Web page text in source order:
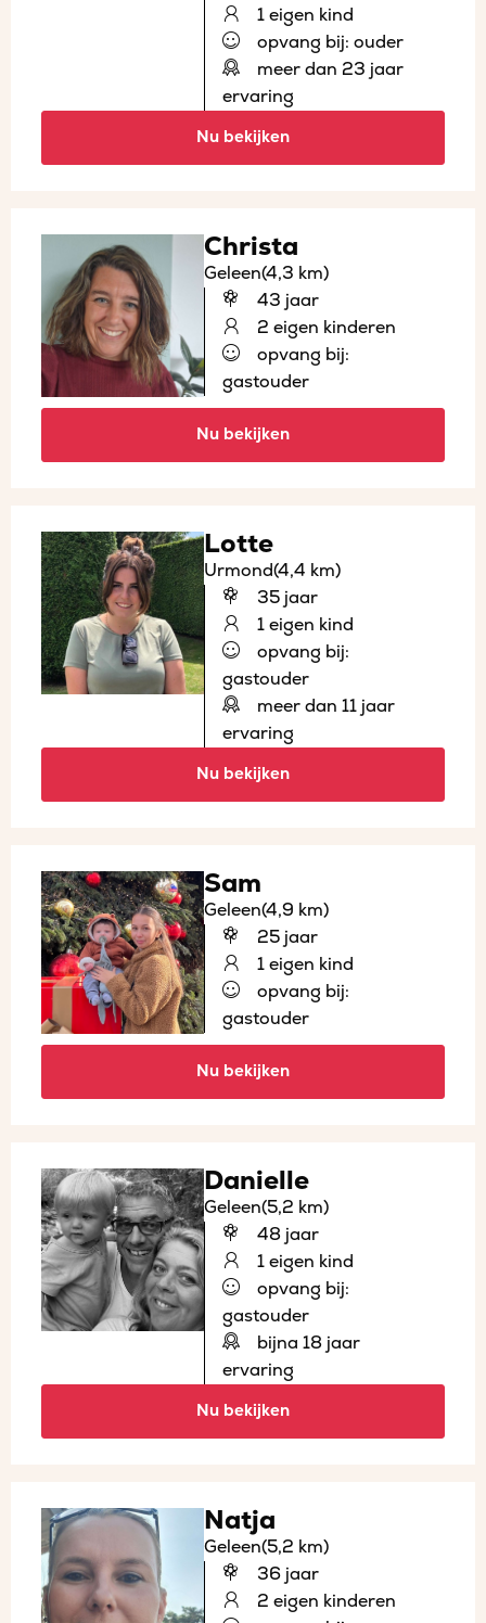
1 eigen kind
opvang bij: ouder
meer dan 23 jaar
ervaring
Nu bekijken
Christa
Geleen(4,3 km)
43 jaar
2 eigen kinderen
opvang bij:
gastouder
Nu bekijken
Lotte
Urmond(4,4 km)
35 jaar
1 eigen kind
opvang bij:
gastouder
meer dan 11 jaar
ervaring
Nu bekijken
Sam
Geleen(4,9 km)
25 jaar
1 eigen kind
opvang bij:
gastouder
Nu bekijken
Danielle
Geleen(5,2 km)
48 jaar
1 eigen kind
opvang bij:
gastouder
bijna 18 jaar
ervaring
Nu bekijken
Natja
Geleen(5,2 km)
36 jaar
2 eigen kinderen